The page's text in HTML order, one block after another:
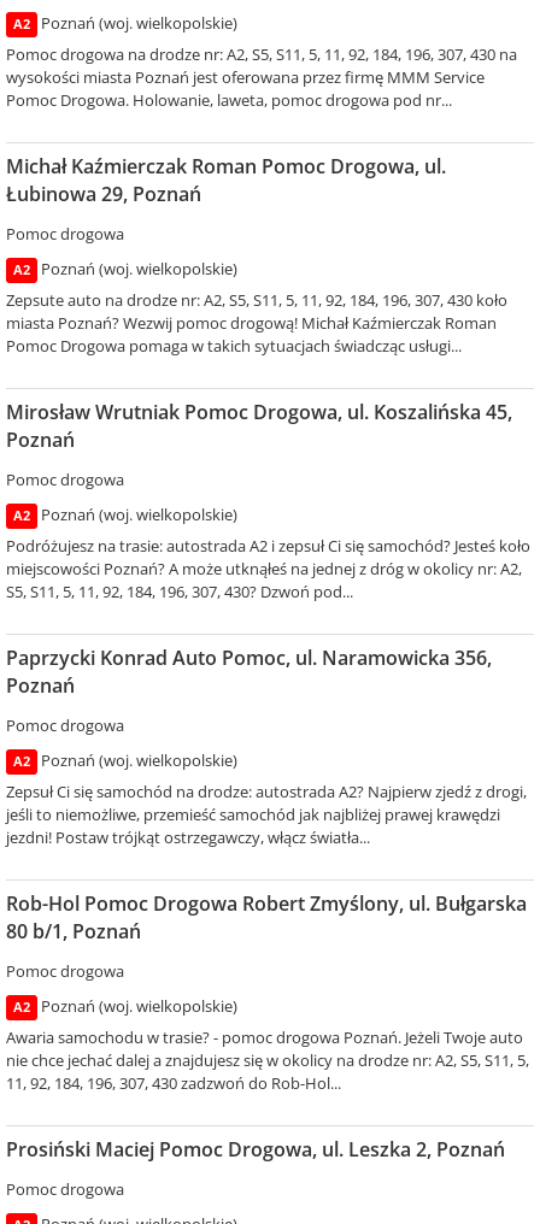
A2
Poznań (woj. wielkopolskie)
Pomoc drogowa na drodze nr: A2, S5, S11, 5, 11, 92, 184, 196, 307, 430 na
wysokości miasta Poznań jest oferowana przez firmę MMM Service
Pomoc Drogowa. Holowanie, laweta, pomoc drogowa pod nr...
Michał Kaźmierczak Roman Pomoc Drogowa, ul.
Łubinowa 29, Poznań
Pomoc drogowa
A2
Poznań (woj. wielkopolskie)
Zepsute auto na drodze nr: A2, S5, S11, 5, 11, 92, 184, 196, 307, 430 koło
miasta Poznań? Wezwij pomoc drogową! Michał Kaźmierczak Roman
Pomoc Drogowa pomaga w takich sytuacjach świadcząc usługi...
Mirosław Wrutniak Pomoc Drogowa, ul. Koszalińska 45,
Poznań
Pomoc drogowa
A2
Poznań (woj. wielkopolskie)
Podróżujesz na trasie: autostrada A2 i zepsuł Ci się samochód? Jesteś koło
miejscowości Poznań? A może utknąłeś na jednej z dróg w okolicy nr: A2,
S5, S11, 5, 11, 92, 184, 196, 307, 430? Dzwoń pod...
Paprzycki Konrad Auto Pomoc, ul. Naramowicka 356,
Poznań
Pomoc drogowa
A2
Poznań (woj. wielkopolskie)
Zepsuł Ci się samochód na drodze: autostrada A2? Najpierw zjedź z drogi,
jeśli to niemożliwe, przemieść samochód jak najbliżej prawej krawędzi
jezdni! Postaw trójkąt ostrzegawczy, włącz światła...
Rob-Hol Pomoc Drogowa Robert Zmyślony, ul. Bułgarska
80 b/1, Poznań
Pomoc drogowa
A2
Poznań (woj. wielkopolskie)
Awaria samochodu w trasie? - pomoc drogowa Poznań. Jeżeli Twoje auto
nie chce jechać dalej a znajdujesz się w okolicy na drodze nr: A2, S5, S11, 5,
11, 92, 184, 196, 307, 430 zadzwoń do Rob-Hol...
Prosiński Maciej Pomoc Drogowa, ul. Leszka 2, Poznań
Pomoc drogowa